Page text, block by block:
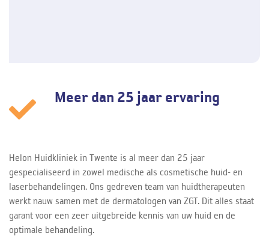
Meer dan 25 jaar ervaring
Helon Huidkliniek in Twente is al meer dan 25 jaar
gespecialiseerd in zowel medische als cosmetische huid- en
laserbehandelingen. Ons gedreven team van huidtherapeuten
werkt nauw samen met de dermatologen van ZGT. Dit alles staat
garant voor een zeer uitgebreide kennis van uw huid en de
optimale behandeling.